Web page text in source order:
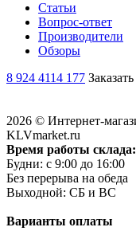
Статьи
Вопрос-ответ
Производители
Обзоры
8 924 4114 177
2026 © Интернет-
KLVmarket.ru
Время работы склада:
Будни: c 9:00 до 16:00
Без перерыва на обеда
Выходной: СБ и ВС
Варианты оплаты